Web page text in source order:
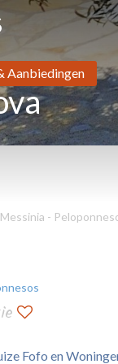
Aanbiedingen
Messinia -
Fofo en